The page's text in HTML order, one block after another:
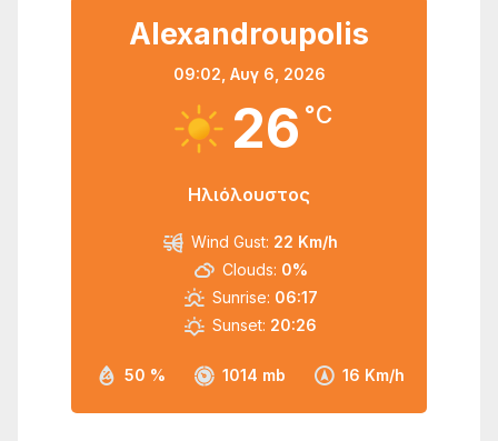
Alexandroupolis
09:02, Αυγ 6, 2026
26 °C
Ηλιόλουστος
50 % 1014 mb 16 Km/h
Wind Gust: 22 Km/h
Clouds: 0%
Sunrise: 06:17
Sunset: 20:26